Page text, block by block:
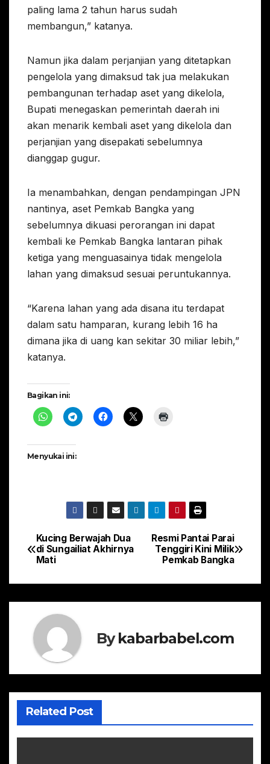
paling lama 2 tahun harus sudah
membangun,” katanya.
Namun jika dalam perjanjian yang ditetapkan
pengelola yang dimaksud tak jua melakukan
pembangunan terhadap aset yang dikelola,
Bupati menegaskan pemerintah daerah ini
akan menarik kembali aset yang dikelola dan
perjanjian yang disepakati sebelumnya
dianggap gugur.
Ia menambahkan, dengan pendampingan JPN
nantinya, aset Pemkab Bangka yang
sebelumnya dikuasi perorangan ini dapat
kembali ke Pemkab Bangka lantaran pihak
ketiga yang menguasainya tidak mengelola
lahan yang dimaksud sesuai peruntukannya.
“Karena lahan yang ada disana itu terdapat
dalam satu hamparan, kurang lebih 16 ha
dimana jika di uang kan sekitar 30 miliar lebih,”
katanya.
Bagikan ini:
Menyukai ini:
Navigasi
pos
Resmi Pantai Parai
Tenggiri Kini Milik
Pemkab Bangka
Kucing Berwajah Dua
di Sungailiat Akhirnya
Mati
Bykabarbabel.com
Related Post